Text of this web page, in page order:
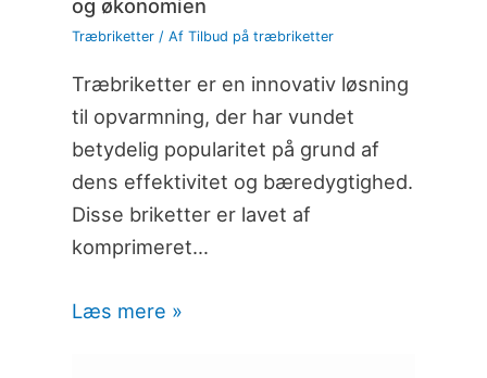
og økonomien
Træbriketter/ Af Tilbud på træbriketter
Træbriketter er en innovativ løsning
til opvarmning, der har vundet
betydelig popularitet på grund af
dens effektivitet og bæredygtighed.
Disse briketter er lavet af
komprimeret…
Læs mere »